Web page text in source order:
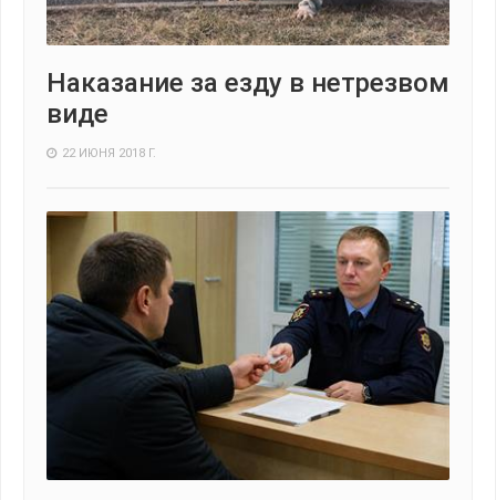
Наказание за езду в нетрезвом
виде
22 ИЮНЯ 2018 Г.